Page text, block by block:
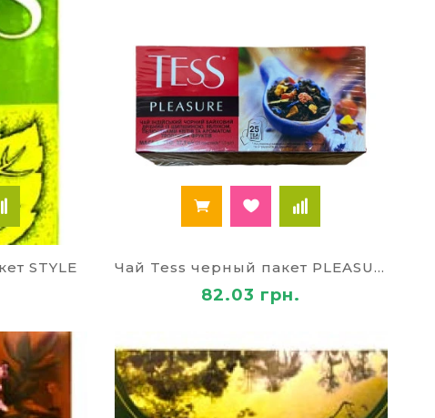
внутрь поступает витамин К, Mn, Cu,
образованием злокачественных опухолей.
с развитием деменции, повышает рабочие
мышцу, благотворно действует на
тракта, молочной железы,
и офиса «Палей». Вы получите качественный
STYLE Чай Tess черный пакет PLEASURE
82.03 грн.